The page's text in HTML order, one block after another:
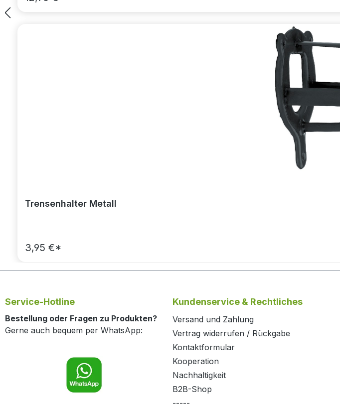
Trensenhalter Metall
3,95 €*
Service-Hotline
Bestellung oder Fragen zu Produkten?
Gerne auch bequem per WhatsApp:
Kundenservice & Rechtliches
Versand und Zahlung
Vertrag widerrufen / Rückgabe
Kontaktformular
Kooperation
Nachhaltigkeit
B2B-Shop
-----